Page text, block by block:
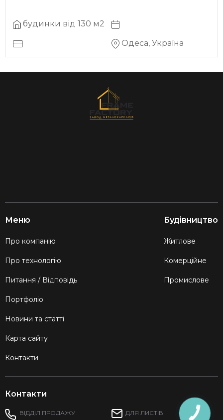
будинки від 130 м2
Одеса, Україна
Меню
Про компанію
Про технологію
Питання / Відповідь
Портфоліо
Новини та статті
Карта сайту
Контакти
Будівництво
Житлове
Комерційне
Промислове
Контакти
ВІДДІЛ ПРОДАЖУ ДЛЯ ЛИСТІВ
КНОПКА
ЗВ'ЯЗКУ